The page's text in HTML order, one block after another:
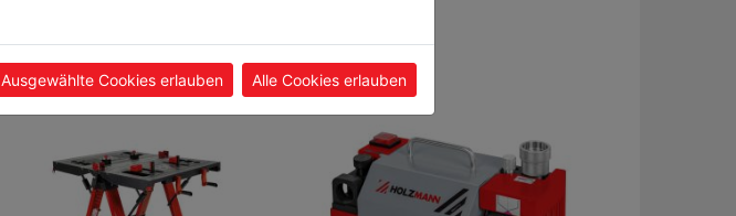
Ausgewählte Cookies erlauben Alle Cookies erlauben